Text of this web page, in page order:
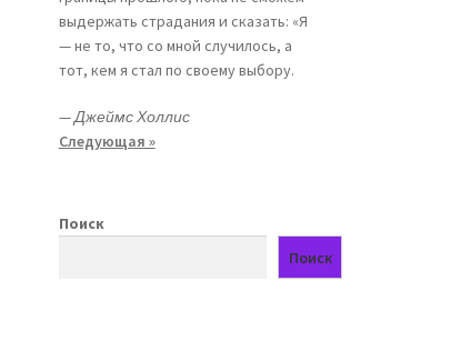
выдержать страдания и сказать: «Я
— не то, что со мной случилось, а
тот, кем я стал по своему выбору.
—Джеймс Холлис
Следующая »
Поиск
Поиск